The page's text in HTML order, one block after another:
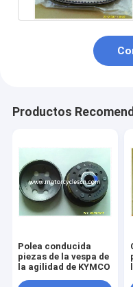
Productos
Polea conducida
piezas de la vespa de
la agilidad de KYMCO